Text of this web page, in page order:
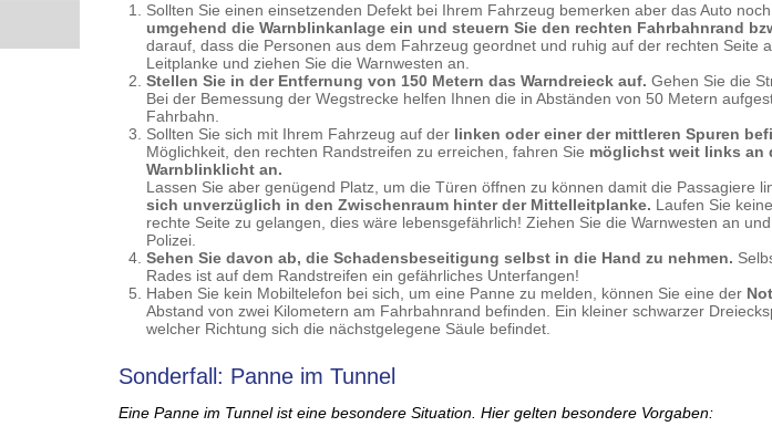
Sollten Sie einen einsetzenden Defekt bei Ihrem Fahrzeug bemerken aber das Auto
umgehend die Warnblinkanlage ein und steuern Sie den rechten Fahrbahnrand
darauf, dass die Personen aus dem Fahrzeug geordnet und ruhig auf der rechten Seite
Leitplanke und ziehen Sie die Warnwesten an.
Stellen Sie in der Entfernung von 150 Metern das Warndreieck auf. Gehen Sie die
Bei der Bemessung der Wegstrecke helfen Ihnen die in Abständen von 50 Metern
Fahrbahn.
Sollten Sie sich mit Ihrem Fahrzeug auf der linken oder einer der mittleren Spuren
Möglichkeit, den rechten Randstreifen zu erreichen, fahren Sie möglichst weit links an
Warnblinklicht an.
Lassen Sie aber genügend Platz, um die Türen öffnen zu können damit die Passagiere
sich unverzüglich in den Zwischenraum hinter der Mittelleitplanke. Laufen Sie
rechte Seite zu gelangen, dies wäre lebensgefährlich! Ziehen Sie die Warnwesten an
Polizei.
Sehen Sie davon ab, die Schadensbeseitigung selbst in die Hand zu nehmen.
Rades ist auf dem Randstreifen ein gefährliches Unterfangen!
Haben Sie kein Mobiltelefon bei sich, um eine Panne zu melden, können Sie eine der
Abstand von zwei Kilometern am Fahrbahnrand befinden. Ein kleiner schwarzer
welcher Richtung sich die nächstgelegene Säule befindet.
Sonderfall: Panne im Tunnel
Eine Panne im Tunnel ist eine besondere Situation. Hier gelten besondere Vorgaben: